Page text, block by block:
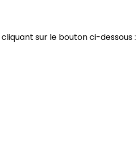
sur le bouton ci-dessous :